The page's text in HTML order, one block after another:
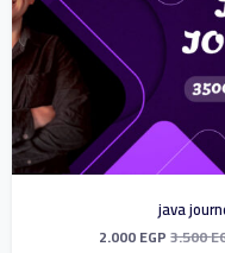
java
3.500
2.000EGP